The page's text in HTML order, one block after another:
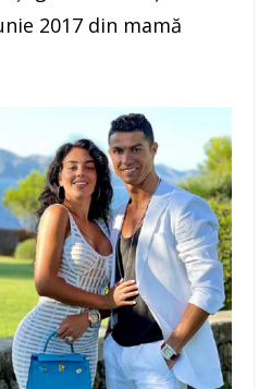
2017 din mamă